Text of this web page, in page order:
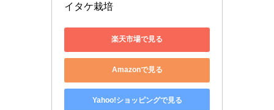
イタケ栽培
楽天市場で見る
Amazonで見る
Yahoo!ショッピングで見る